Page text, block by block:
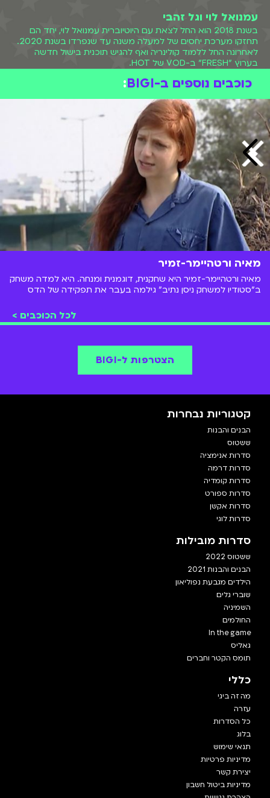
עמנואל לוי וגל זהבי
בשנת 2018 הוא החל לצאת עם היוטיוברית עמנואל לוי, יחד הם
תחזקו מערכת יחסים של למעלה משנה עד שנפרדו בשנת 2020.
לאחרונה החל ללמוד קולינריה ואף להגיש תוכנית בישול חדשה
בערוץ "FRESH" ב-VOD של HOT.
כוכבים נוספים ב-BIGI :
מאיה ורטהיימר-זמיר
מאיה ורטהיימר-זמיר היא שחקנית, דוגמנית ומנחה. היא למדה משחק
ב"סטודיו למשחק ניסן נתיב" גילמה בעבר את תפקידה של הדס
לכל הכוכבים >
הצטרפות ל-BIGI
קטגוריות נבחרות
הבנים והבנות
ששטוס
סדרות אנימציה
סדרות דרמה
סדרות קומדיה
סדרות ספורט
סדרות אקשן
סדרות לוגי
סדרות מובילות
ששטוס 2022
הבנים והבנות 2021
הילדים מגבעת נפוליאון
שוברי גלים
השמיניה
החולמים
In the game
גאליס
תומס הקטר וחברים
כללי
מה זה ביגי
עזרה
כל הסדרות
בלוג
תנאי שימוש
מדיניות פרטיות
יצירת קשר
מדיניות ביטול חשבון